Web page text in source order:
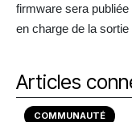
firmware sera
en charge de la sortie
Articles
COMMUNAUTÉ